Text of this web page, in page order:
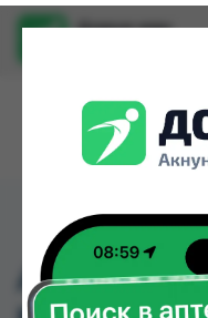
Доруи ман